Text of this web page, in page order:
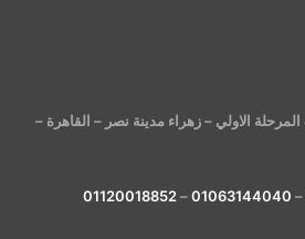
العنوان : رقم 1 عمارة رقم 86 المرحلة الاولي – زهراء مدينة نصر – القاهرة –
–
01063144040
–
01120018852